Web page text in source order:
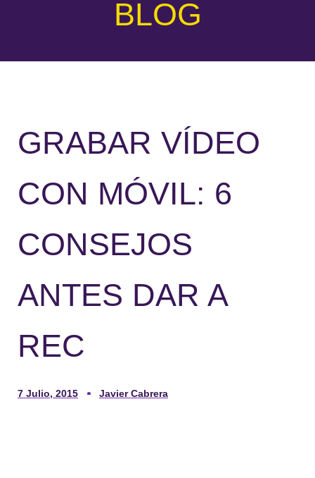
BLOG
GRABAR VÍDEO
CON MÓVIL: 6
CONSEJOS
ANTES DAR A
REC
7 Julio, 2015 Javier Cabrera